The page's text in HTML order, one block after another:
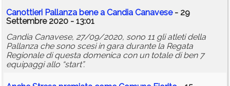
Canottieri Pallanza bene a Candia Canavese- 29
Settembre 2020 - 13:01
Candia Canavese, 27/09/2020, sono 11 gli atleti della
Pallanza che sono scesi in gara durante la Regata
Regionale di questa domenica con un totale di ben 7
equipaggi allo “start”.